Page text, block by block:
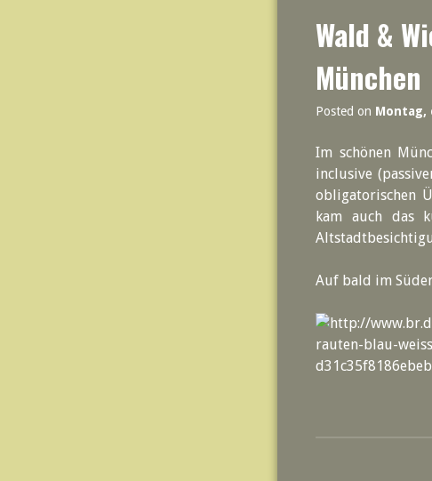
Wald &
München
Posted on Montag,
Im schönen
inclusive
obligatorischen
kam auch das
Auf bald im